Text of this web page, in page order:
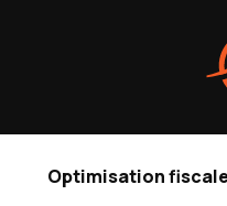
Optimisation